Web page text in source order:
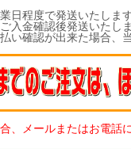
日程度で発送いたしま
入金確認後発送いたし
い確認が出来た場合、
、メールまたはお電話